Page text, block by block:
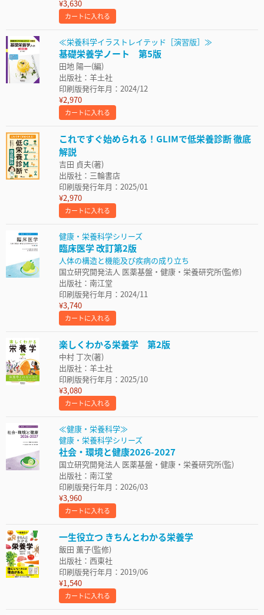
¥3,630
カートに入れる
≪栄養科学イラストレイテッド［演習版］≫
基礎栄養学ノート 第5版
田地 陽一(編)
出版社：羊土社
印刷版発行年月：2024/12
¥2,970
カートに入れる
これですぐ始められる！GLIMで低栄養診断 徹底
解説
吉田 貞夫(著)
出版社：三輪書店
印刷版発行年月：2025/01
¥2,970
カートに入れる
健康・栄養科学シリーズ
臨床医学 改訂第2版
人体の構造と機能及び疾病の成り立ち
国立研究開発法人 医薬基盤・健康・栄養研究所(監修)
出版社：南江堂
印刷版発行年月：2024/11
¥3,740
カートに入れる
楽しくわかる栄養学 第2版
中村 丁次(著)
出版社：羊土社
印刷版発行年月：2025/10
¥3,080
カートに入れる
≪健康・栄養科学≫
健康・栄養科学シリーズ
社会・環境と健康2026-2027
国立研究開発法人 医薬基盤・健康・栄養研究所(監)
出版社：南江堂
印刷版発行年月：2026/03
¥3,960
カートに入れる
一生役立つ きちんとわかる栄養学
飯田 薫子(監修)
出版社：西東社
印刷版発行年月：2019/06
¥1,540
カートに入れる